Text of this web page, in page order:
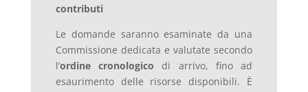
contributi
Le domande saranno esaminate da una
Commissione dedicata e valutate secondo
l’ordine cronologico di arrivo, fino ad
esaurimento delle risorse disponibili. È